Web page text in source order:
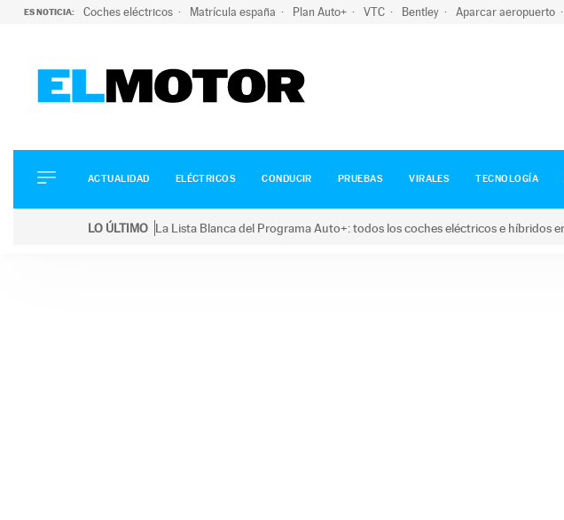
ES NOTICIA: Coches eléctricos Matrícula españa Plan Auto+ VTC Bentley Aparcar aeropuerto
ELÉCTRICOS
CONDUCIR
ACTUALIDAD ELÉCTRICOS CONDUCIR PRUEBAS VIRALES TECNOLOGÍA
LO ÚLTIMO La Lista Blanca del Programa Auto+: todos los coches eléctricos e híbridos